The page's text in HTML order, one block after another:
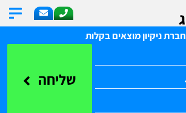
חברת ניקיון מוצאים בקלות
שליחה